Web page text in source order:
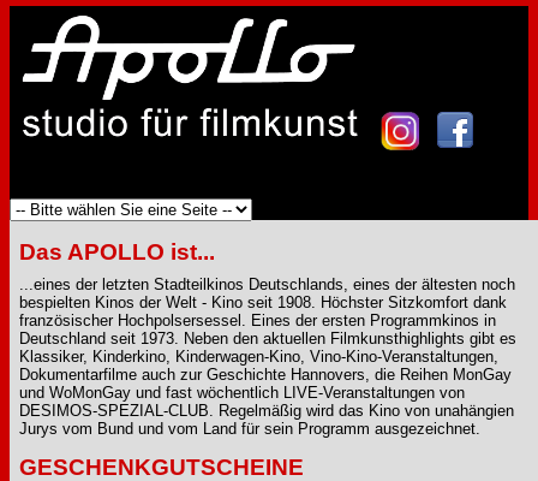
Das APOLLO ist...
...eines der letzten Stadteilkinos Deutschlands, eines der ältesten noch
bespielten Kinos der Welt - Kino seit 1908. Höchster Sitzkomfort dank
französischer Hochpolsersessel. Eines der ersten Programmkinos in
Deutschland seit 1973. Neben den aktuellen Filmkunsthighlights gibt es
Klassiker, Kinderkino, Kinderwagen-Kino, Vino-Kino-Veranstaltungen,
Dokumentarfilme auch zur Geschichte Hannovers, die Reihen MonGay
und WoMonGay und fast wöchentlich LIVE-Veranstaltungen von
DESIMOS-SPEZIAL-CLUB. Regelmäßig wird das Kino von unahängien
Jurys vom Bund und vom Land für sein Programm ausgezeichnet.
GESCHENKGUTSCHEINE